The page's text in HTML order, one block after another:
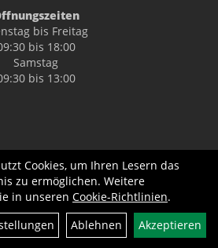
bis Freitag
bis 18:00
Samstag
bis 13:00
Cookies, um Ihren Lesern das
zu ermöglichen. Weitere
in unseren Cookie-Richtlinien.
Ablehnen Akzeptieren